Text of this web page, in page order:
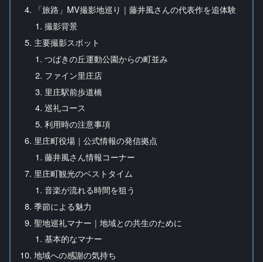
「旅路」MV撮影地巡り｜藤井風さんの代表作を追体験
撮影背景
主要撮影スポット
つばきの丘運動公園からの町並み
ファイン里庄店
里庄駅前歩道橋
巡礼コース
利用時の注意事項
里庄町役場｜公式情報の発信拠点
藤井風さん情報コーナー
里庄町観光のベストタイム
音楽が流れる時間を狙う
季節による魅力
聖地巡礼マナー｜地域との共生のために
基本的なマナー
地域への感謝の気持ち